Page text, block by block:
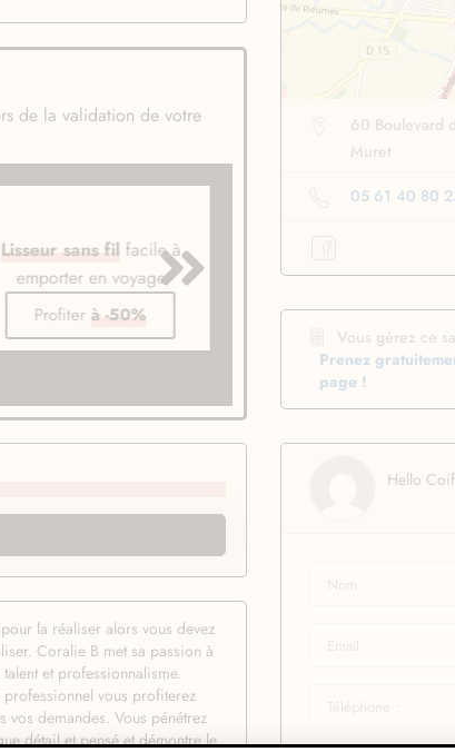
de la validation de votre
Lisseur sans fil facile à
emporter en voyage
Profiterà -50%
lissage ultra rapide
Profiterà -50%
la réaliser alors vous devez
Coralie B met sa passion à
et professionnalisme.
vous profiterez
vos demandes. Vous pénétrez
détail et pensé et démontre le
60 Boulevard
Muret
05 61 40 80
Vous gérez ce
Prenez
page !
Hello